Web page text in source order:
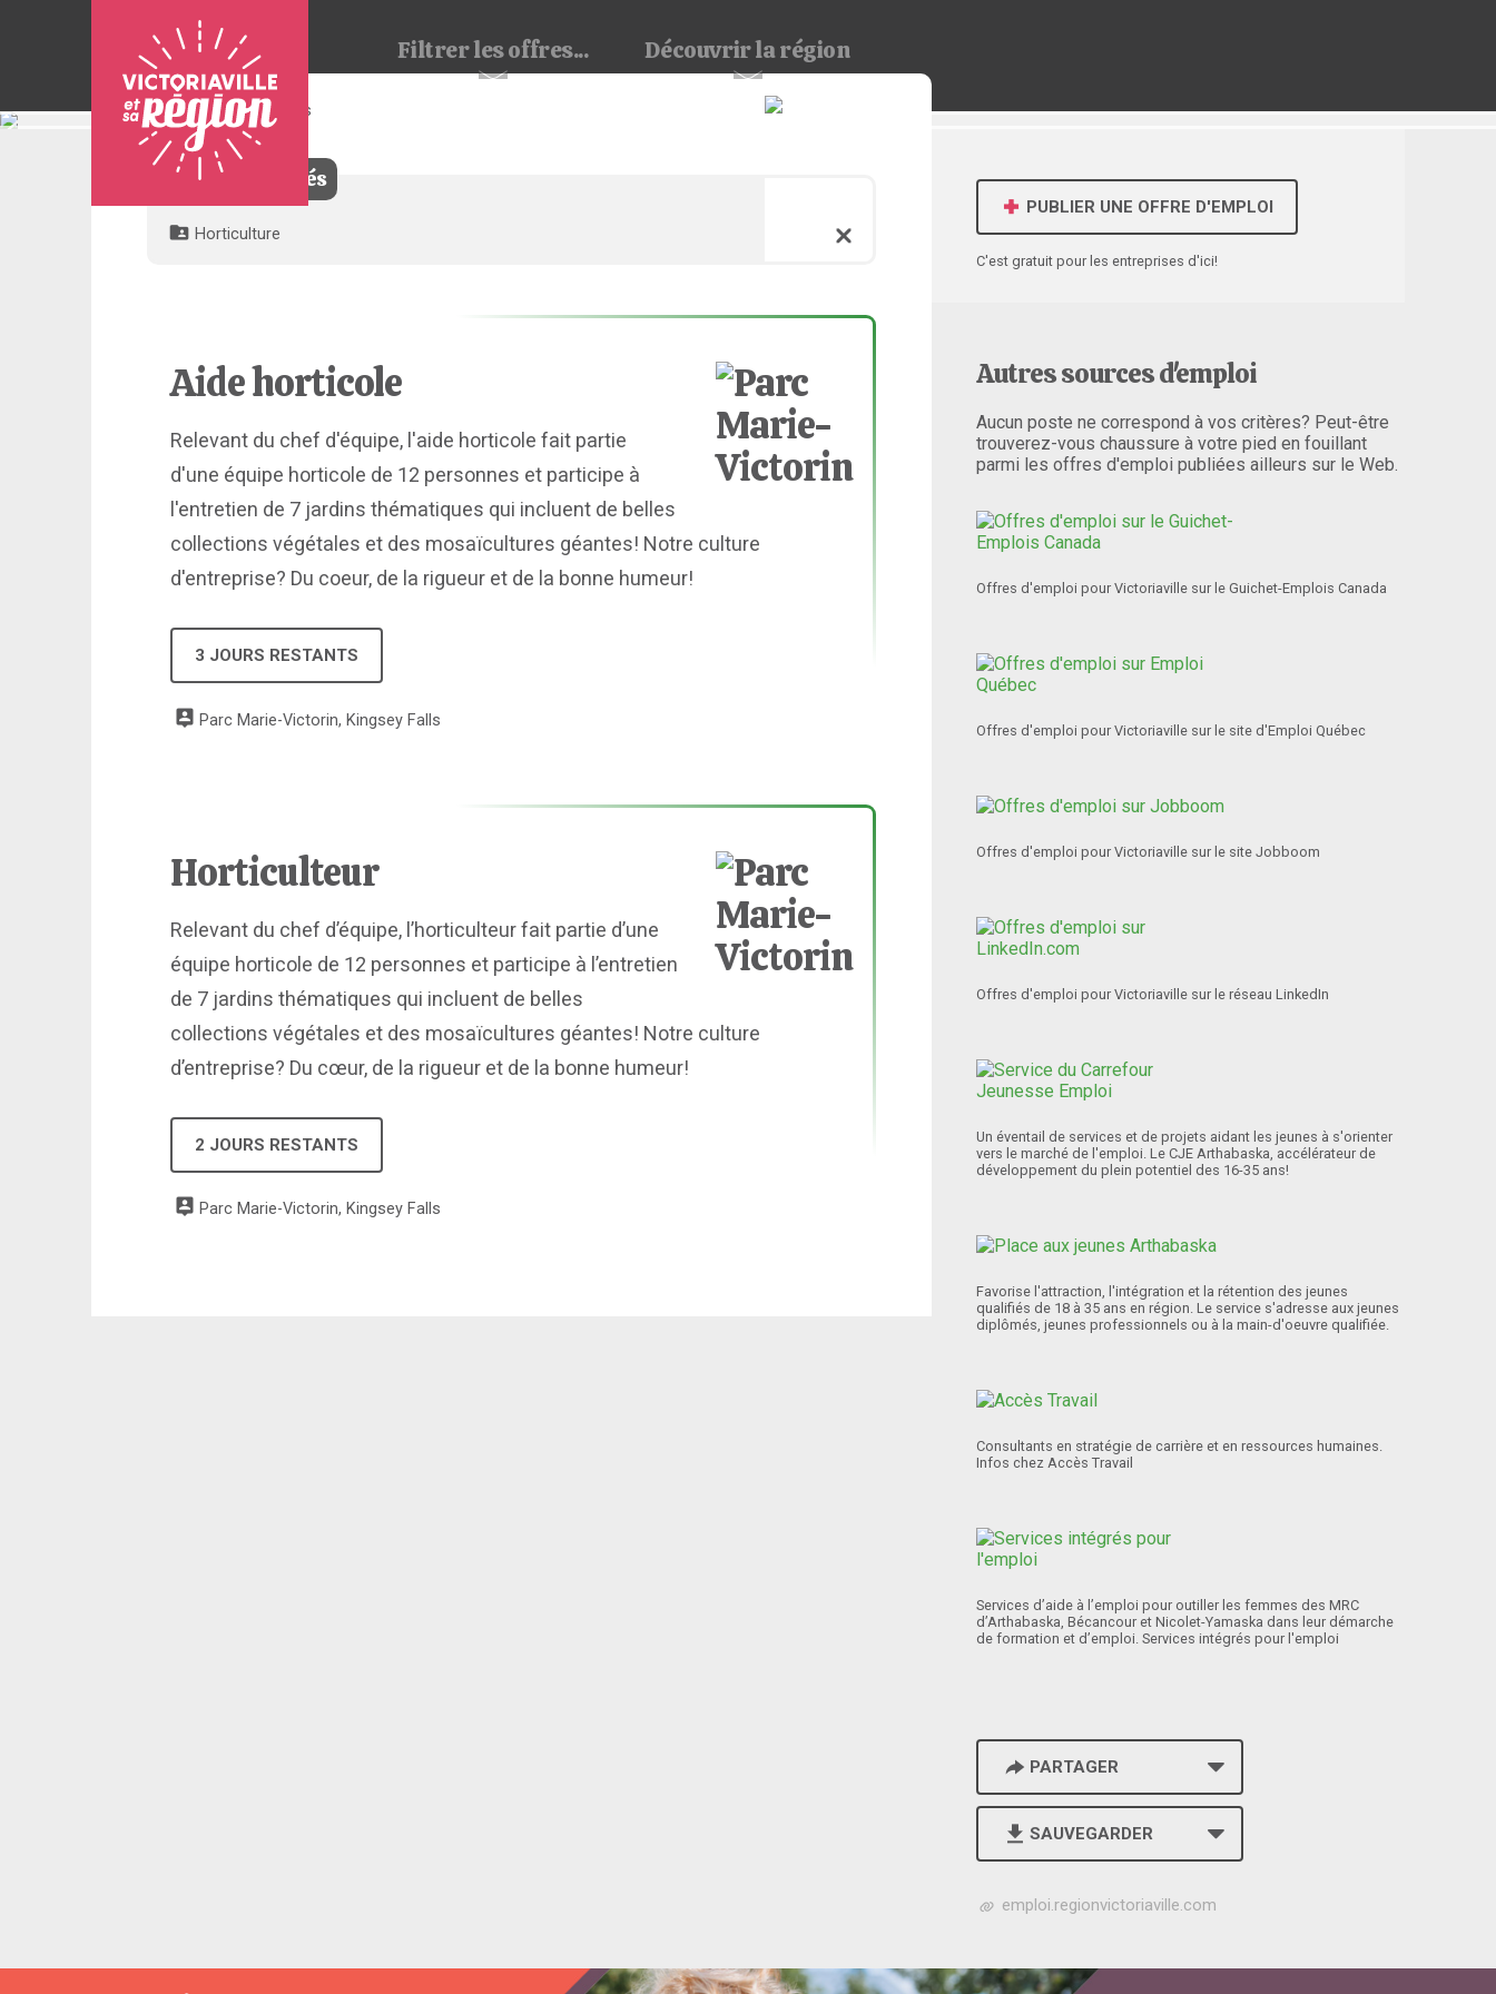
Filtrerles offres... Découvrirla région
Pour
2 offres trouvées
Filtres appliqués
Horticulture
Aide horticole
Relevant du chef d'équipe, l'aide horticole fait partie
d'une équipe horticole de 12 personnes et participe à
l'entretien de 7 jardins thématiques qui incluent de belles
collections végétales et des mosaïcultures géantes! Notre culture
d'entreprise? Du coeur, de la rigueur et de la bonne humeur!
3 JOURS RESTANTS
Parc Marie-Victorin, Kingsey Falls
Horticulteur
Relevant du chef d’équipe, l’horticulteur fait partie d’une
équipe horticole de 12 personnes et participe à l’entretien
de 7 jardins thématiques qui incluent de belles
collections végétales et des mosaïcultures géantes! Notre culture
d’entreprise? Du cœur, de la rigueur et de la bonne humeur!
2 JOURS RESTANTS
Parc Marie-Victorin, Kingsey Falls
PUBLIER UNE OFFRE D'EMPLOI
C'est gratuit pour les entreprises d'ici!
Autres sources d'emploi
Aucun poste ne correspond à vos critères? Peut-être
trouverez-vous chaussure à votre pied en fouillant
parmi les offres d'emploi publiées ailleurs sur le Web.
Offres d'emploi pour Victoriaville sur le Guichet-Emplois Canada
Offres d'emploi pour Victoriaville sur le site d'Emploi Québec
Offres d'emploi pour Victoriaville sur le site Jobboom
Offres d'emploi pour Victoriaville sur le réseau LinkedIn
Un éventail de services et de projets aidant les jeunes à s'orienter
vers le marché de l'emploi. Le CJE Arthabaska, accélérateur de
développement du plein potentiel des 16-35 ans!
Favorise l'attraction, l'intégration et la rétention des jeunes
qualifiés de 18 à 35 ans en région. Le service s'adresse aux jeunes
diplômés, jeunes professionnels ou à la main-d'oeuvre qualifiée.
Consultants en stratégie de carrière et en ressources humaines.
Infos chez Accès Travail
Services d’aide à l’emploi pour outiller les femmes des MRC
d’Arthabaska, Bécancour et Nicolet-Yamaska dans leur démarche
de formation et d’emploi. Services intégrés pour l'emploi
PARTAGER
SAUVEGARDER
h
p
s
emploi.regionvictoriaville.com